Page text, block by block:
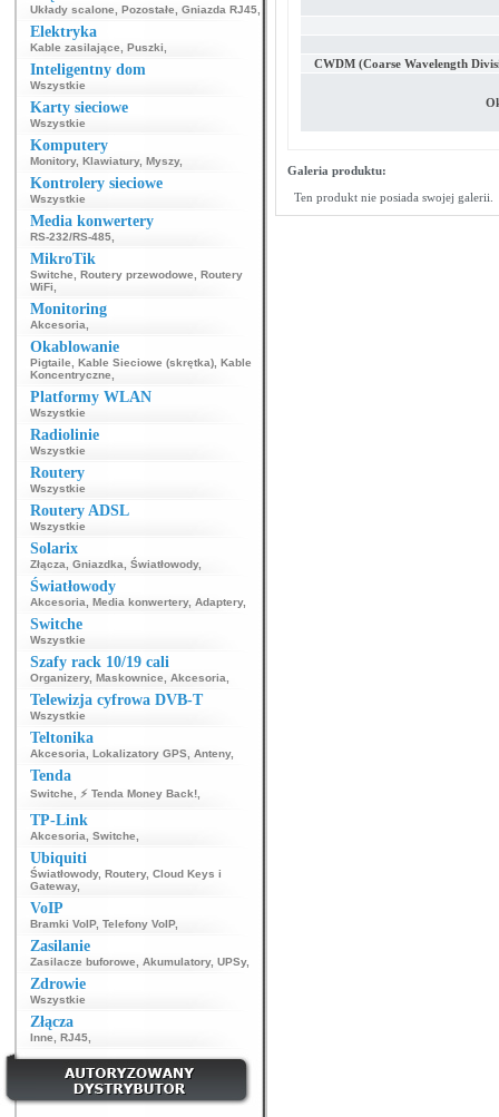
Układy scalone Pozostałe Gniazda RJ45
Elektryka
Kable zasilające Puszki
Inteligentny dom
Wszystkie
Karty sieciowe
Wszystkie
Komputery
Monitory, Klawiatury, Myszy,
Kontrolery sieciowe
Wszystkie
Media konwertery
RS-232/RS-485
MikroTik
Switche Routery przewodowe
Routery
WiFi
Monitoring
Akcesoria
Okablowanie
Pigtaile Kable Sieciowe (skrętka) Kable
Koncentryczne
Platformy WLAN
Wszystkie
Radiolinie
Wszystkie
Routery
Wszystkie
Routery ADSL
Wszystkie
Solarix
Złącza Gniazdka Światłowody,
Światłowody
Akcesoria Media konwertery, Adaptery,
Switche
Wszystkie
Szafy rack 10/19 cali
Organizery, Maskownice Akcesoria
Telewizja cyfrowa DVB-T
Wszystkie
Teltonika
Akcesoria Lokalizatory GPS Anteny,
Tenda
Switche ⚡ Tenda Money Back!
TP-Link
Akcesoria Switche
Ubiquiti
Światłowody, Routery, Cloud Keys i
Gateway,
VoIP
Bramki VoIP, Telefony VoIP,
Zasilanie
Zasilacze buforowe Akumulatory, UPSy,
Zdrowie
Wszystkie
Złącza
Inne RJ45
CWDM (Coarse Wavelength
Galeria produktu:
Ten produkt nie posiada swojej galerii.